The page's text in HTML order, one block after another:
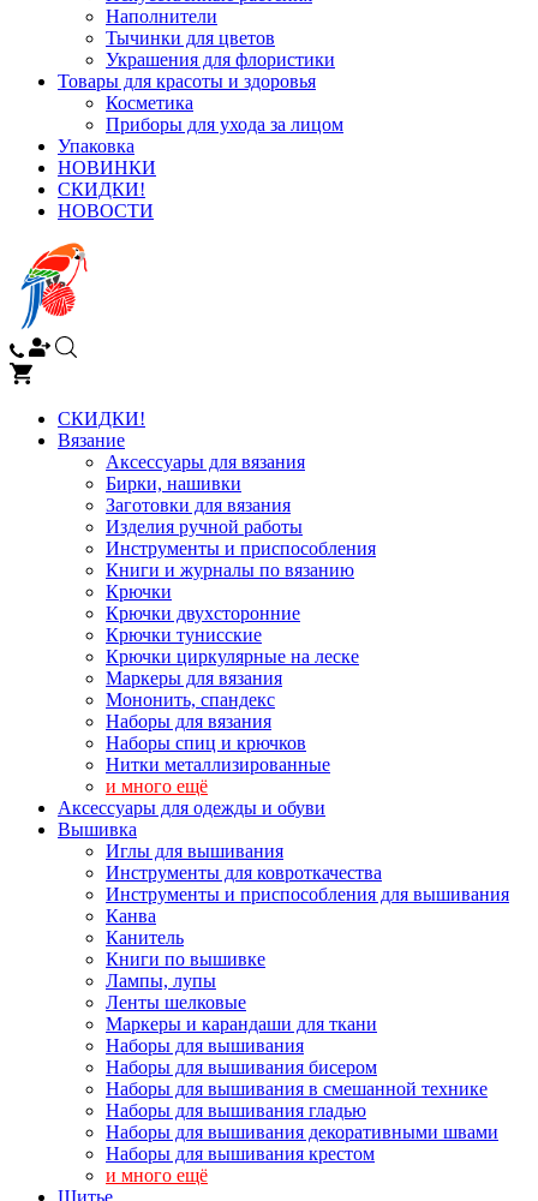
Наполнители
Тычинки для цветов
Украшения для флористики
Товары для красоты и здоровья
Косметика
Приборы для ухода за лицом
Упаковка
НОВИНКИ
СКИДКИ!
НОВОСТИ
СКИДКИ!
Вязание
Аксессуары для вязания
Бирки, нашивки
Заготовки для вязания
Изделия ручной работы
Инструменты и приспособления
Книги и журналы по вязанию
Крючки
Крючки двухсторонние
Крючки тунисские
Крючки циркулярные на леске
Маркеры для вязания
Мононить, спандекс
Наборы для вязания
Наборы спиц и крючков
Нитки металлизированные
и много ещё
Аксессуары для одежды и обуви
Вышивка
Иглы для вышивания
Инструменты для ковроткачества
Инструменты и приспособления для вышивания
Канва
Канитель
Книги по вышивке
Лампы, лупы
Ленты шелковые
Маркеры и карандаши для ткани
Наборы для вышивания
Наборы для вышивания бисером
Наборы для вышивания в смешанной технике
Наборы для вышивания гладью
Наборы для вышивания декоративными швами
Наборы для вышивания крестом
и много ещё
Шитье